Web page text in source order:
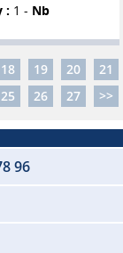
: 1 - Nb
18 19 20
21
25 26 27 >>
96